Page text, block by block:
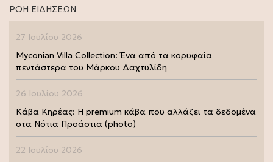
ΡΟΗ ΕΙΔΗΣΕΩΝ
27 Ιουλίου 2026
Myconian Villa Collection: Ένα από τα κορυφαία
πεντάστερα του Μάρκου Δαχτυλίδη
26 Ιουλίου 2026
Κάβα Κηρέας: Η premium κάβα που αλλάζει τα δεδομένα
στα Νότια Προάστια (photo)
22 Ιουλίου 2026